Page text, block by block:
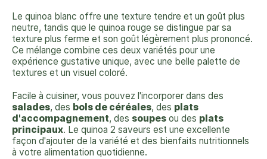
Le quinoa blanc offre une texture tendre et un goût plus
neutre, tandis que le quinoa rouge se distingue par sa
texture plus ferme et son goût légèrement plus prononcé.
Ce mélange combine ces deux variétés pour une
expérience gustative unique, avec une belle palette de
textures et un visuel coloré.
Facile à cuisiner, vous pouvez l'incorporer dans des
salades, des bols de céréales, des plats
d'accompagnement, des soupes ou des plats
principaux. Le quinoa 2 saveurs est une excellente
façon d'ajouter de la variété et des bienfaits nutritionnels
à votre alimentation quotidienne.